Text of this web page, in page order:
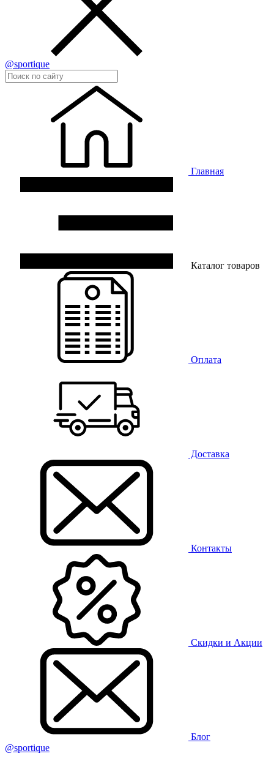
@sportique
Главная
Каталог товаров
Оплата
Доставка
Контакты
Скидки и Акции
Блог
@sportique